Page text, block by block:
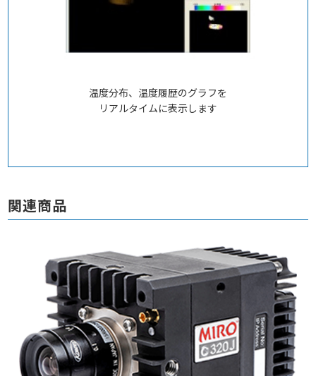
温度分布、温度履歴のグラフを
リアルタイムに表示します
関連商品